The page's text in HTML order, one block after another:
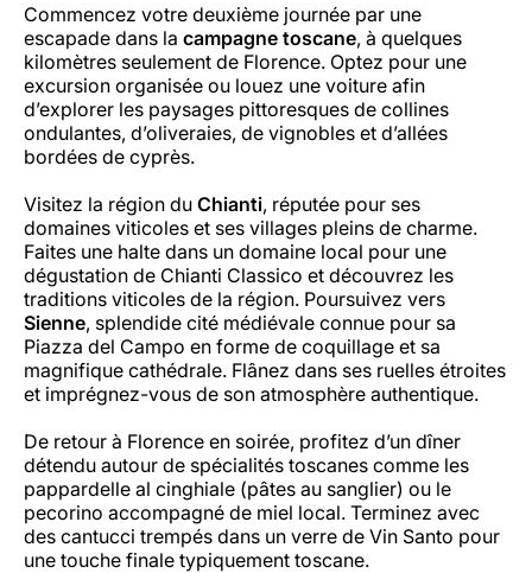
Commencez votre deuxième journée par une
escapade dans la campagne toscane, à quelques
kilomètres seulement de Florence. Optez pour une
excursion organisée ou louez une voiture afin
d’explorer les paysages pittoresques de collines
ondulantes, d’oliveraies, de vignobles et d’allées
bordées de cyprès.
Visitez la région du Chianti, réputée pour ses
domaines viticoles et ses villages pleins de charme.
Faites une halte dans un domaine local pour une
dégustation de Chianti Classico et découvrez les
traditions viticoles de la région. Poursuivez vers
Sienne, splendide cité médiévale connue pour sa
Piazza del Campo en forme de coquillage et sa
magnifique cathédrale. Flânez dans ses ruelles étroites
et imprégnez-vous de son atmosphère authentique.
De retour à Florence en soirée, profitez d’un dîner
détendu autour de spécialités toscanes comme les
pappardelle al cinghiale (pâtes au sanglier) ou le
pecorino accompagné de miel local. Terminez avec
des cantucci trempés dans un verre de Vin Santo pour
une touche finale typiquement toscane.